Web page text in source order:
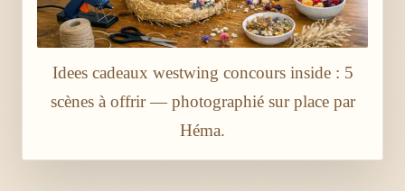
Idees cadeaux westwing concours inside : 5
scènes à offrir — photographié sur place par
Héma.